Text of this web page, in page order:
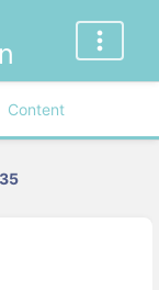
Content